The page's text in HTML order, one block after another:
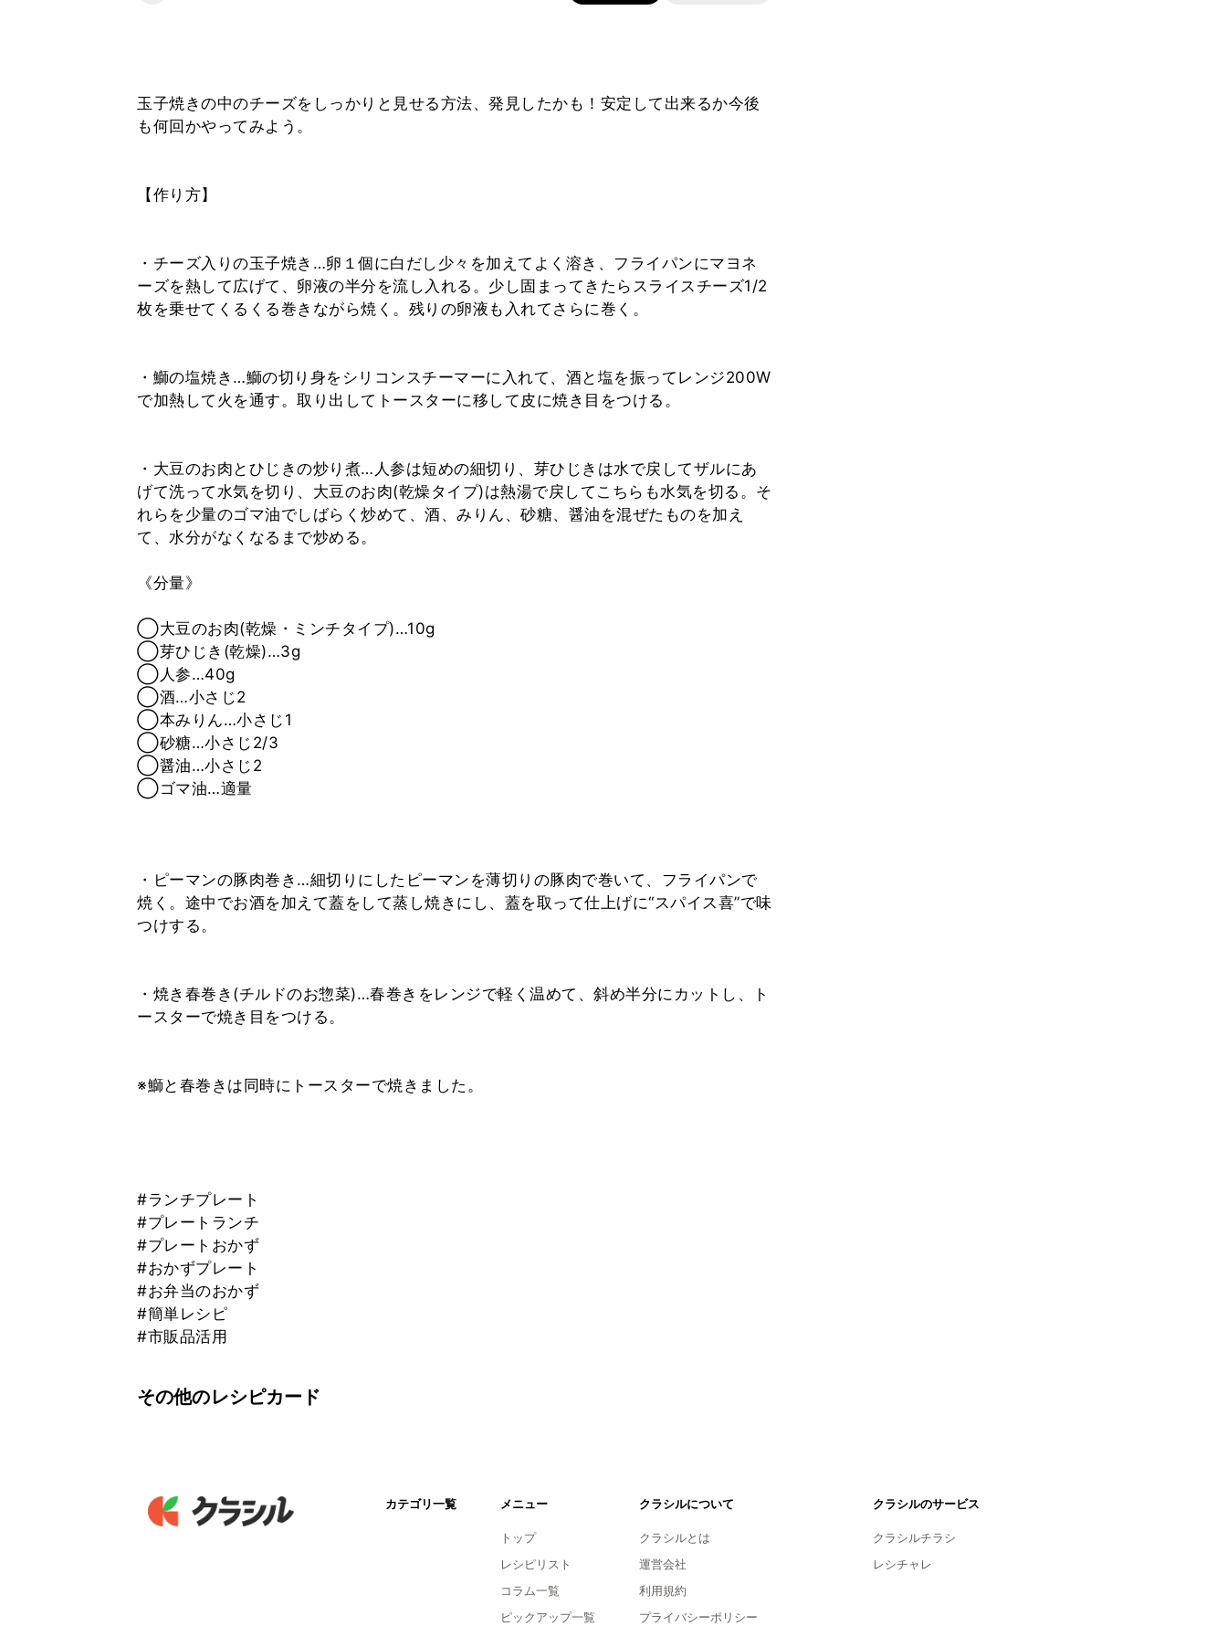
玉子焼きの中のチーズをしっかりと見せる方法、発見したかも！安定して出来るか今後
も何回かやってみよう。
【作り方】
・チーズ入りの玉子焼き…卵１個に白だし少々を加えてよく溶き、フライパンにマヨネ
ーズを熱して広げて、卵液の半分を流し入れる。少し固まってきたらスライスチーズ1/2
枚を乗せてくるくる巻きながら焼く。残りの卵液も入れてさらに巻く。
・鰤の塩焼き…鰤の切り身をシリコンスチーマーに入れて、酒と塩を振ってレンジ200W
で加熱して火を通す。取り出してトースターに移して皮に焼き目をつける。
・大豆のお肉とひじきの炒り煮…人参は短めの細切り、芽ひじきは水で戻してザルにあ
げて洗って水気を切り、大豆のお肉(乾燥タイプ)は熱湯で戻してこちらも水気を切る。そ
れらを少量のゴマ油でしばらく炒めて、酒、みりん、砂糖、醤油を混ぜたものを加え
て、水分がなくなるまで炒める。
《分量》
◯大豆のお肉(乾燥・ミンチタイプ)…10g
◯芽ひじき(乾燥)…3g
◯人参…40g
◯酒…小さじ2
◯本みりん…小さじ1
◯砂糖…小さじ2/3
◯醤油…小さじ2
◯ゴマ油…適量
・ピーマンの豚肉巻き…細切りにしたピーマンを薄切りの豚肉で巻いて、フライパンで
焼く。途中でお酒を加えて蓋をして蒸し焼きにし、蓋を取って仕上げに“スパイス喜”で味
つけする。
・焼き春巻き(チルドのお惣菜)…春巻きをレンジで軽く温めて、斜め半分にカットし、ト
ースターで焼き目をつける。
※鰤と春巻きは同時にトースターで焼きました。
#ランチプレート
#プレートランチ
#プレートおかず
#おかずプレート
#お弁当のおかず
#簡単レシピ
#市販品活用
その他のレシピカード
カテゴリ一覧 メニュー
トップ
レシピリスト
コラム一覧
ピックアップ一覧
クラシルについて
クラシルとは
運営会社
利用規約
プライバシーポリシー
クラシルのサービス
クラシルチラシ
レシチャレ